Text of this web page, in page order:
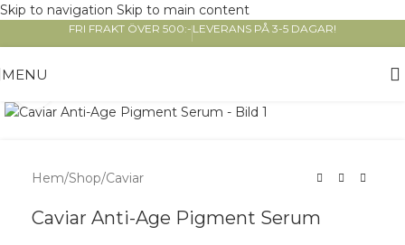
Skip to navigation Skip to main content
FRI FRAKT ÖVER 500:- LEVERANS PÅ 3-5 DAGAR!
MENU
Hem/Shop/Caviar
Caviar Anti-Age Pigment Serum